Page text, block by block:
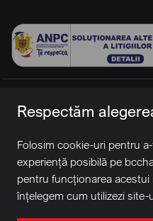
rezervate.
BCCH Auto Switzerland
Group Switzerland AG
Sediu social: David
nr. 29, Voluntari, Ilfov
Respectăm
Folosim cookie-uri pentru
experiență posibilă pe
pentru funcționarea acestui
înțelegem cum utilizezi